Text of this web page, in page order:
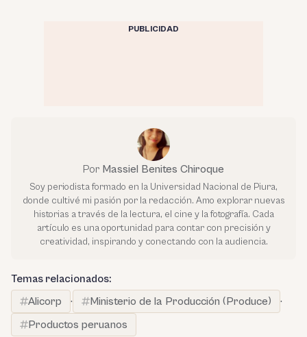
PUBLICIDAD
Por Massiel Benites Chiroque
Soy periodista formado en la Universidad Nacional de Piura,
donde cultivé mi pasión por la redacción. Amo explorar nuevas
historias a través de la lectura, el cine y la fotografía. Cada
artículo es una oportunidad para contar con precisión y
creatividad, inspirando y conectando con la audiencia.
Temas relacionados:
Alicorp
· Ministerio de la Producción (Produce)
·
Productos peruanos